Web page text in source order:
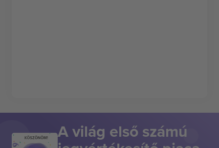
KÖSZÖNÖM! A világ első számú